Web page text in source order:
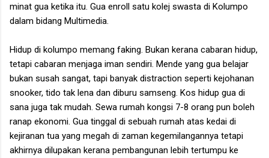
minat gua ketika itu. Gua enroll satu kolej swasta di Kolumpo
dalam bidang Multimedia.
Hidup di kolumpo memang faking. Bukan kerana cabaran hidup,
tetapi cabaran menjaga iman sendiri. Mende yang gua belajar
bukan susah sangat, tapi banyak distraction seperti kejohanan
snooker, tido tak lena dan diburu samseng. Kos hidup gua di
sana juga tak mudah. Sewa rumah kongsi 7-8 orang pun boleh
ranap ekonomi. Gua tinggal di sebuah rumah atas kedai di
kejiranan tua yang megah di zaman kegemilangannya tetapi
akhirnya dilupakan kerana pembangunan lebih tertumpu ke